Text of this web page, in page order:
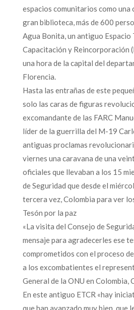
espacios comunitarios como una
gran biblioteca, más de 600
Agua Bonita, un antiguo
Capacitación y Reincorporación
una hora de la capital del
Florencia.
Hasta las entrañas de este
solo las caras de figuras
excomandante de las FARC
líder de la guerrilla del M-19
antiguas proclamas
viernes una caravana de una
oficiales que llevaban a los 15
de Seguridad que desde el
tercera vez, Colombia para ver
Tesón por la paz
«La visita del Consejo de
mensaje para agradecerles ese
comprometidos con el proceso
a los excombatientes el
General de la ONU en Colombia,
En este antiguo ETCR «hay
que han avanzado muy bien, que